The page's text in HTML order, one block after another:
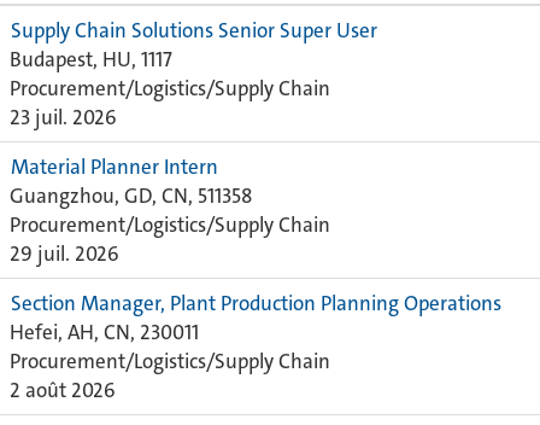
Supply Chain Solutions Senior Super User
Budapest, HU, 1117
Procurement/Logistics/Supply Chain
23 juil. 2026
Material Planner Intern
Guangzhou, GD, CN, 511358
Procurement/Logistics/Supply Chain
29 juil. 2026
Section Manager, Plant Production Planning Operations
Hefei, AH, CN, 230011
Procurement/Logistics/Supply Chain
2 août 2026